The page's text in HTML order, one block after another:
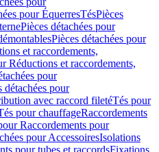
pour ÉquerresTésPièces
Pièces détachées pour
Pièces détachées pour
et raccordements,
Réductions et raccordements,
pour
détachées pour
avec raccord filetéTés pour
pour chauffageRaccordements
Raccordements pour
pour AccessoiresIsolations
pour tubes et raccordsFixations